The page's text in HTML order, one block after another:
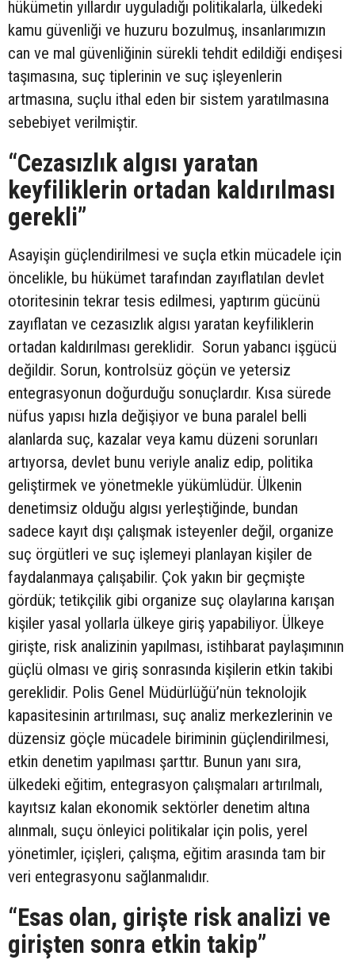
hükümetin yıllardır uyguladığı politikalarla, ülkedeki
kamu güvenliği ve huzuru bozulmuş, insanlarımızın
can ve mal güvenliğinin sürekli tehdit edildiği endişesi
taşımasına, suç tiplerinin ve suç işleyenlerin
artmasına, suçlu ithal eden bir sistem yaratılmasına
sebebiyet verilmiştir.
“Cezasızlık algısı yaratan
keyfiliklerin ortadan kaldırılması
gerekli”
Asayişin güçlendirilmesi ve suçla etkin mücadele için
öncelikle, bu hükümet tarafından zayıflatılan devlet
otoritesinin tekrar tesis edilmesi, yaptırım gücünü
zayıflatan ve cezasızlık algısı yaratan keyfiliklerin
ortadan kaldırılması gereklidir. Sorun yabancı işgücü
değildir. Sorun, kontrolsüz göçün ve yetersiz
entegrasyonun doğurduğu sonuçlardır. Kısa sürede
nüfus yapısı hızla değişiyor ve buna paralel belli
alanlarda suç, kazalar veya kamu düzeni sorunları
artıyorsa, devlet bunu veriyle analiz edip, politika
geliştirmek ve yönetmekle yükümlüdür. Ülkenin
denetimsiz olduğu algısı yerleştiğinde, bundan
sadece kayıt dışı çalışmak isteyenler değil, organize
suç örgütleri ve suç işlemeyi planlayan kişiler de
faydalanmaya çalışabilir. Çok yakın bir geçmişte
gördük; tetikçilik gibi organize suç olaylarına karışan
kişiler yasal yollarla ülkeye giriş yapabiliyor. Ülkeye
girişte, risk analizinin yapılması, istihbarat paylaşımının
güçlü olması ve giriş sonrasında kişilerin etkin takibi
gereklidir. Polis Genel Müdürlüğü’nün teknolojik
kapasitesinin artırılması, suç analiz merkezlerinin ve
düzensiz göçle mücadele biriminin güçlendirilmesi,
etkin denetim yapılması şarttır. Bunun yanı sıra,
ülkedeki eğitim, entegrasyon çalışmaları artırılmalı,
kayıtsız kalan ekonomik sektörler denetim altına
alınmalı, suçu önleyici politikalar için polis, yerel
yönetimler, içişleri, çalışma, eğitim arasında tam bir
veri entegrasyonu sağlanmalıdır.
“Esas olan, girişte risk analizi ve
girişten sonra etkin takip”